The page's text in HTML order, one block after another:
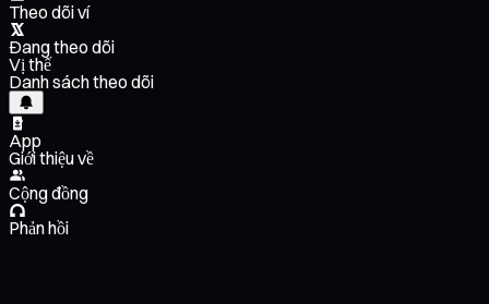
Theo dõi ví
Đang theo dõi
Vị thế
Danh sách theo dõi
App
Giới thiệu về
Cộng đồng
Phản hồi